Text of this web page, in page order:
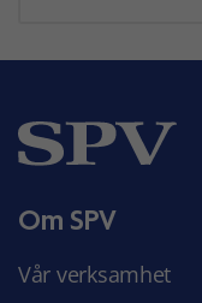
Om SPV
Vår verksamhet